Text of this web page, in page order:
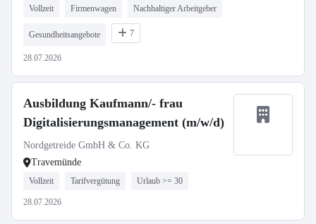
Vollzeit Firmenwagen Nachhaltiger Arbeitgeber
Gesundheitsangebote 7
28.07.2026
Ausbildung Kaufmann/- frau
Digitalisierungsmanagement (m/w/d)
Nordgetreide GmbH & Co. KG
Travemünde
Vollzeit Tarifvergütung Urlaub >= 30
28.07.2026